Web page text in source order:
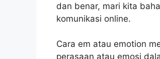
dan benar, mari kita
komunikasi online.
Cara em atau emotion
perasaan atau emosi